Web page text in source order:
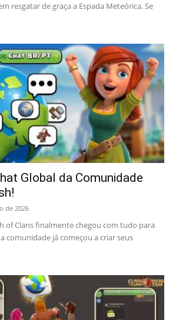
resgatar de graça a Espada Meteórica. Se
Global da Comunidade
de 2026
of Clans finalmente chegou com tudo para
comunidade já começou a criar seus